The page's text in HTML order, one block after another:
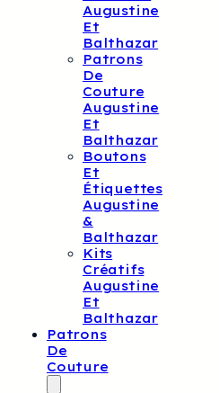
Augustine
Et
Balthazar
Patrons
De
Couture
Augustine
Et
Balthazar
Boutons
Et
Étiquettes
Augustine
&
Balthazar
Kits
Créatifs
Augustine
Et
Balthazar
Patrons
De
Couture